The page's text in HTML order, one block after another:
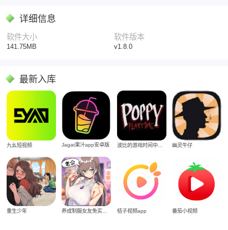
详细信息
软件大小
141.75MB
软件版本
v1.8.0
最新入库
九幺短视频 Jagat果汁app安卓版 波比的游戏时间中文版 幽灵牛仔
重生少年 桔子视频app 番茄小视频